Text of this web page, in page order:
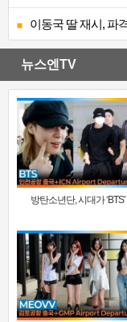
이동국 딸 재시, 파
뉴스엔TV
방탄소년단, 시대가